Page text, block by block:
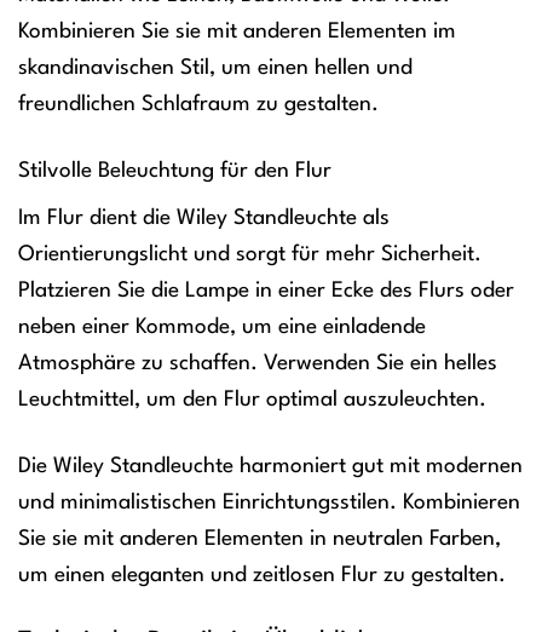
Kombinieren Sie sie mit anderen Elementen im
skandinavischen Stil, um einen hellen und
freundlichen Schlafraum zu gestalten.
Stilvolle Beleuchtung für den Flur
Im Flur dient die Wiley Standleuchte als
Orientierungslicht und sorgt für mehr Sicherheit.
Platzieren Sie die Lampe in einer Ecke des Flurs oder
neben einer Kommode, um eine einladende
Atmosphäre zu schaffen. Verwenden Sie ein helles
Leuchtmittel, um den Flur optimal auszuleuchten.
Die Wiley Standleuchte harmoniert gut mit modernen
und minimalistischen Einrichtungsstilen. Kombinieren
Sie sie mit anderen Elementen in neutralen Farben,
um einen eleganten und zeitlosen Flur zu gestalten.